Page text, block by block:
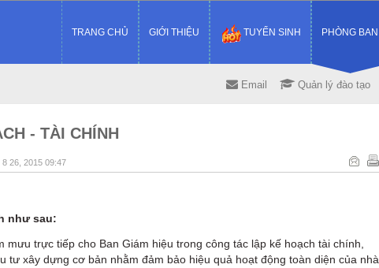
TRANG CHỦ GIỚI THIỆU TUYỂN SINH PHÒNG BAN
Email Quản lý đào tạo
- TÀI CHÍNH
8 26, 2015 09:47
như sau:
trực tiếp cho Ban Giám hiệu trong công tác lập kế hoạch tài chính,
tư xây dựng cơ bản nhằm đảm bảo hiệu quả hoạt động toàn diện của nhà